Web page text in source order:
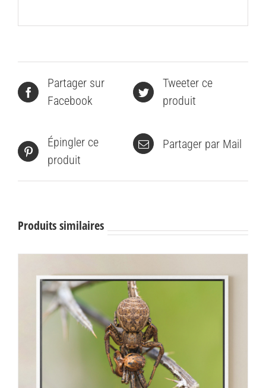
Partager sur
Facebook
Tweeter ce
produit
Épingler ce
produit
Partager par Mail
Produits similaires